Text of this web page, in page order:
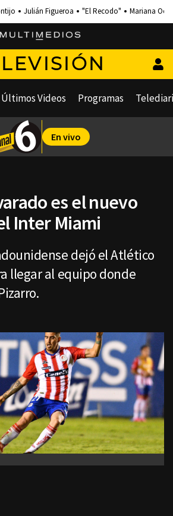
Julián Figueroa "El Recodo" Mariana
Últimos Videos Programas
En vivo
es el nuevo
Inter Miami
dejó el Atlético
llegar al equipo donde